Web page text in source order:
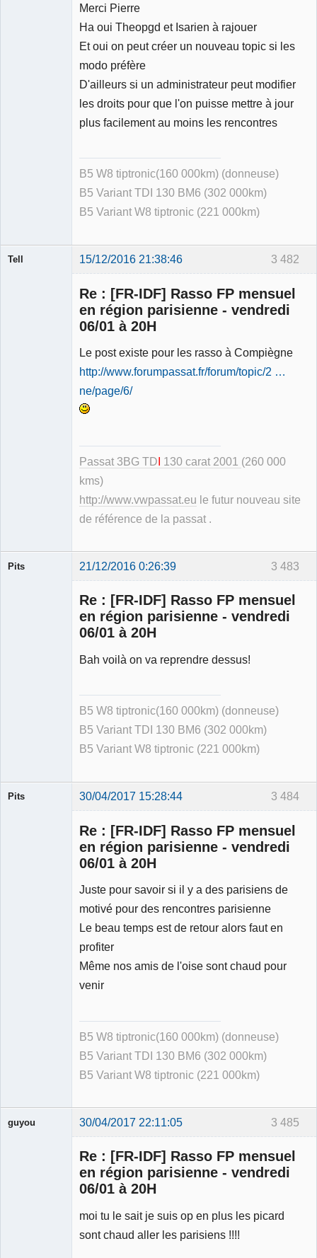
Merci Pierre
Ha oui Theopgd et Isarien à rajouer
Et oui on peut créer un nouveau topic si les
modo préfère
D'ailleurs si un administrateur peut modifier
les droits pour que l'on puisse mettre à jour
plus facilement au moins les rencontres
B5 W8 tiptronic(160 000km) (donneuse)
B5 Variant TDI 130 BM6 (302 000km)
B5 Variant W8 tiptronic (221 000km)
3 482
Tell 15/12/2016 21:38:46
Re : [FR-IDF] Rasso FP mensuel
en région parisienne - vendredi
06/01 à 20H
Le post existe pour les rasso à Compiègne
http://www.forumpassat.fr/forum/topic/2 …
ne/page/6/
Passat 3BG TD 130 carat 2001 (260 000
kms)
http://www.vwpassat.eu le futur nouveau site
de référence de la passat .
3 483
Pits 21/12/2016 0:26:39
Re : [FR-IDF] Rasso FP mensuel
en région parisienne - vendredi
06/01 à 20H
Bah voilà on va reprendre dessus!
B5 W8 tiptronic(160 000km) (donneuse)
B5 Variant TDI 130 BM6 (302 000km)
B5 Variant W8 tiptronic (221 000km)
3 484
Pits 30/04/2017 15:28:44
Re : [FR-IDF] Rasso FP mensuel
en région parisienne - vendredi
06/01 à 20H
Juste pour savoir si il y a des parisiens de
motivé pour des rencontres parisienne
Le beau temps est de retour alors faut en
profiter
Même nos amis de l'oise sont chaud pour
venir
B5 W8 tiptronic(160 000km) (donneuse)
B5 Variant TDI 130 BM6 (302 000km)
B5 Variant W8 tiptronic (221 000km)
3 485
guyou 30/04/2017 22:11:05
Re : [FR-IDF] Rasso FP mensuel
en région parisienne - vendredi
06/01 à 20H
moi tu le sait je suis op en plus les picard
sont chaud aller les parisiens !!!!